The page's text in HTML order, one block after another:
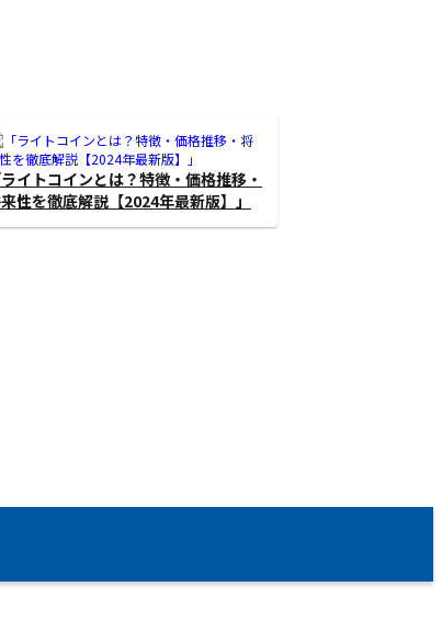
ライトコインとは？特徴・価格推移・
性を徹底解説【2024年最新版】」
活用事例と将来性を徹底解説